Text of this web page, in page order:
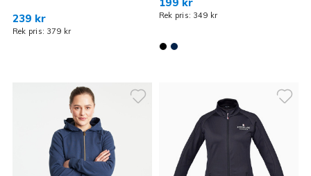
239 kr
Rek pris: 379 kr
Rek pris: 349 kr